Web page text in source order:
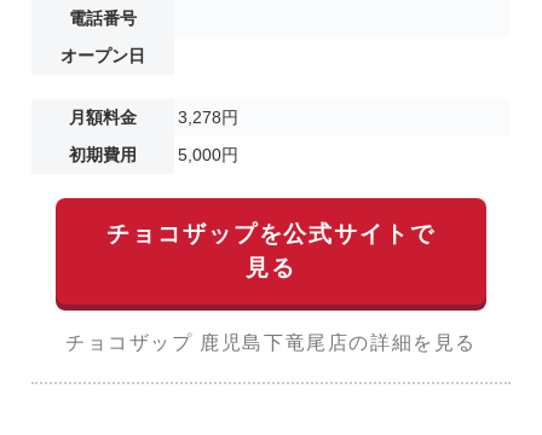
電話番号
オープン日
月額料金
3,278円
初期費用
5,000円
チョコザップを公式サイトで
見る
チョコザップ 鹿児島下竜尾店の詳細を見る